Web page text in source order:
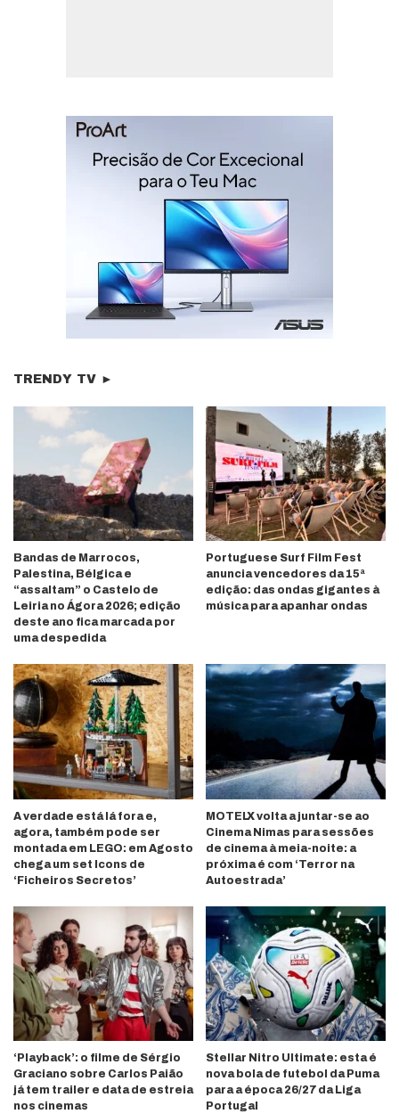
TRENDY TV ►
Bandas de Marrocos,
Palestina, Bélgica e
“assaltam” o Castelo de
Leiria no Ágora 2026; edição
deste ano fica marcada por
uma despedida
Portuguese Surf Film Fest
anuncia vencedores da 15ª
edição: das ondas gigantes à
música para apanhar ondas
A verdade está lá fora e,
agora, também pode ser
montada em LEGO: em Agosto
chega um set Icons de
‘Ficheiros Secretos’
MOTELX volta a juntar-se ao
Cinema Nimas para sessões
de cinema à meia-noite: a
próxima é com ‘Terror na
Autoestrada’
‘Playback’: o filme de Sérgio
Graciano sobre Carlos Paião
já tem trailer e data de estreia
nos cinemas
Stellar Nitro Ultimate: esta é
nova bola de futebol da Puma
para a época 26/27 da Liga
Portugal